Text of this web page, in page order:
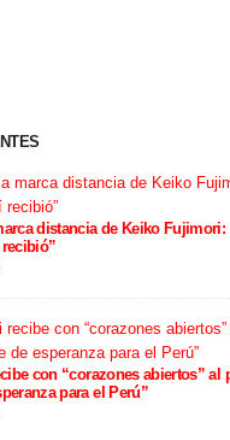
distancia de Keiko Fujimori:
con “corazones abiertos” al
para el Perú”